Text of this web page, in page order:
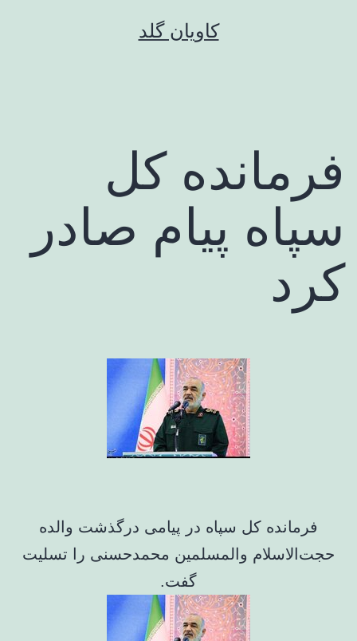
کاویان گلد
فرمانده کل
سپاه پیام صادر
کرد
فرمانده کل سپاه در پیامی درگذشت والده
حجت‌الاسلام والمسلمین محمدحسنی را تسلیت
گفت.